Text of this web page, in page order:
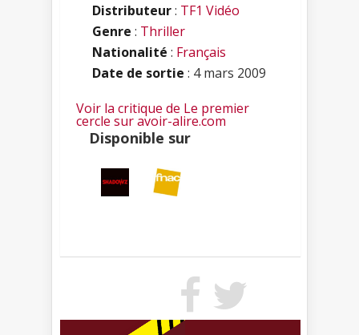
Distributeur: TF1 Vidéo
Genre : Thriller
Nationalité : Français
Date de sortie : 4 mars 2009
Voir la critique de Le premier
cercle sur avoir-alire.com
Disponible sur